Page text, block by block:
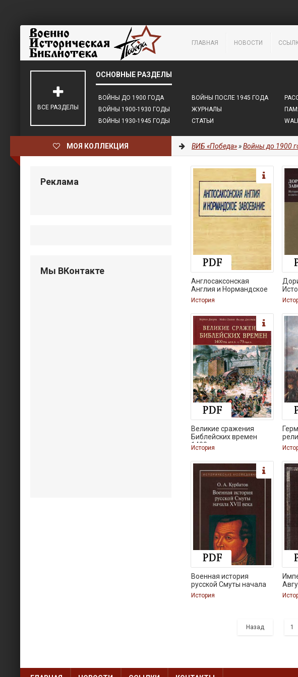
ГЛАВНАЯ НОВОСТИ
ВОЙНЫ ДО 1900 ГОДА
ВОЙНЫ 1900-1930 ГОДЫ
ВОЙНЫ 1930-1945 ГОДЫ
ВОЙНЫ ПОСЛЕ 1945 ГОДА
ЖУРНАЛЫ
СТАТЬИ
ВСЕ РАЗДЕЛЫ
МОЯ КОЛЛЕКЦИЯ ВИБ «Победа»»Войны до 1900
Англосаксонская
Англия и Нормандское
История
Великие сражения
Библейских времен
1400
История
Военная история
русской Смуты начала
История
Назад 1
Реклама
Мы ВКонтакте